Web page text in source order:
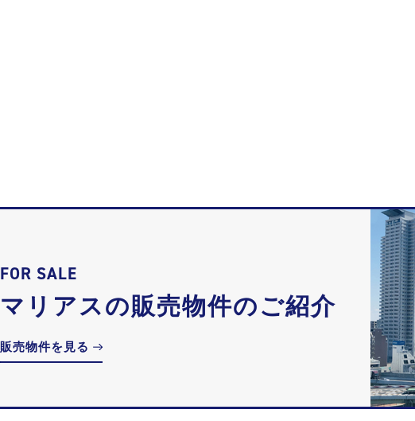
FOR SALE
マリアスの販売物件のご紹介
販売物件を見る